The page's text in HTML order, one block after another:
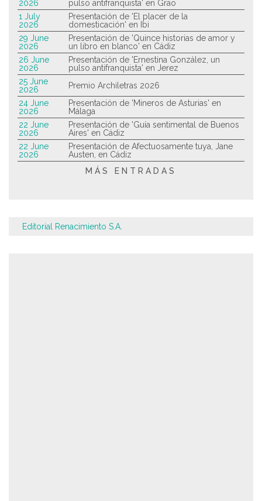
2026
pulso antifranquista' en Grao
1 July
2026
Presentación de 'El placer de la
domesticación' en Ibi
29 June
2026
Presentación de 'Quince historias de amor y
un libro en blanco' en Cádiz
26 June
2026
Presentación de 'Ernestina González, un
pulso antifranquista' en Jerez
25 June
2026
Premio Archiletras 2026
24 June
2026
Presentación de 'Mineros de Asturias' en
Málaga
22 June
2026
Presentación de 'Guía sentimental de Buenos
Aires' en Cádiz
22 June
2026
Presentación de Afectuosamente tuya, Jane
Austen, en Cádiz
MÁS ENTRADAS
Editorial Renacimiento S.A.